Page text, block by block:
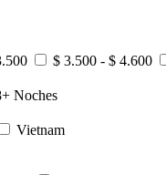
$ 3.500 - $ 4.600
Noches
Vietnam